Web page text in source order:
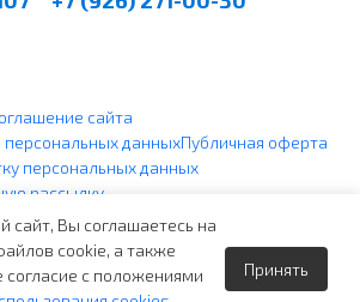
сайта
персональных данныхПубличная оферта
персональных данных
рассылку
файлов cookie
по ценам не является публичной
ст. 437 п. 2 ГК РФ и носит чисто
сайт, Вы соглашаетесь на
cookie, а также
с положениями
Принять